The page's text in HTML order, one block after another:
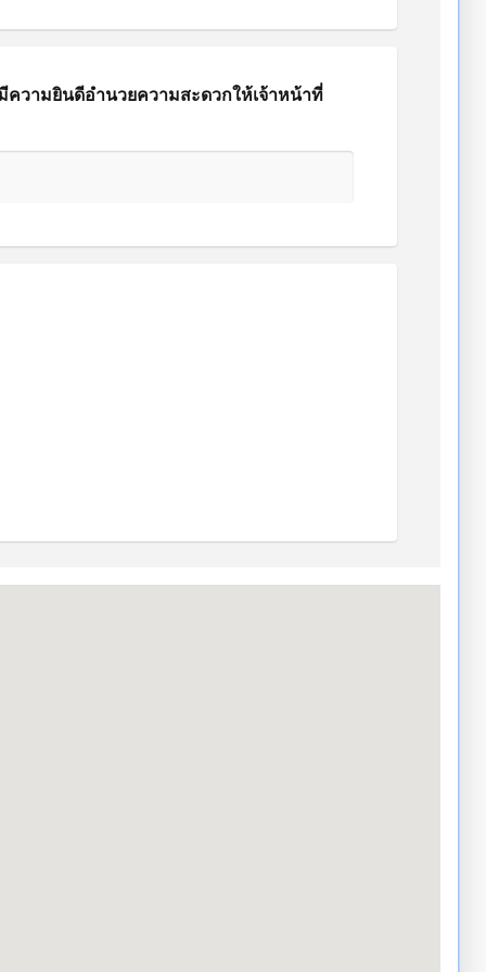
วามยินดีอำนวยความสะดวกให้เจ้าหน้าที่